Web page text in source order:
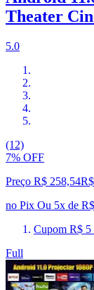
Theater
5.0
(12)
7% OFF
Preço R$ 258,54R$
no Pix Ou 5x de
Cupom R$ 5
Full